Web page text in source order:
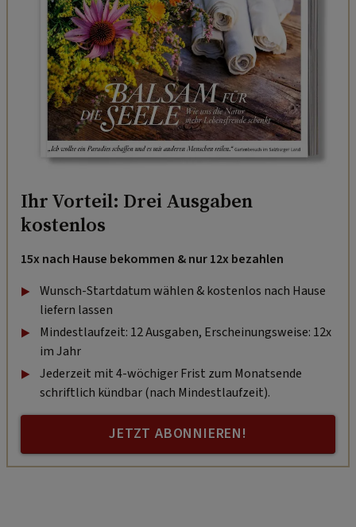
Ihr Vorteil: Drei Ausgaben
kostenlos
15x nach Hause bekommen & nur 12x bezahlen
Wunsch-Startdatum wählen & kostenlos nach Hause
liefern lassen
Mindestlaufzeit: 12 Ausgaben, Erscheinungsweise: 12x
im Jahr
Jederzeit mit 4-wöchiger Frist zum Monatsende
schriftlich kündbar (nach Mindestlaufzeit).
JETZT ABONNIEREN!